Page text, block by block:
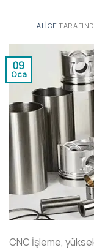
ALICE
09
Oca
CNC İşleme,